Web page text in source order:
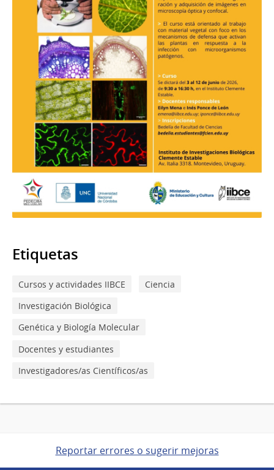
Etiquetas
Cursos y actividades IIBCE
Ciencia
Investigación Biológica
Genética y Biología Molecular
Docentes y estudiantes
Investigadores/as Científicos/as
Reportar errores o sugerir mejoras